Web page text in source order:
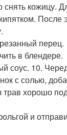
кожицу.
перец.
в блендере.
соус. 10.
с солью,
хорошо
и